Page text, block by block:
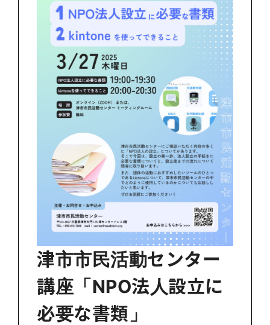
津市市民活動センター
講座「NPO法人設立に
必要な書類」